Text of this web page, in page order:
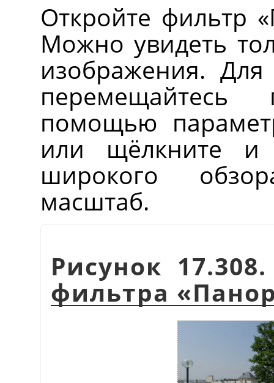
Откройте фильтр
Можно увидеть
изображения.
помощью
или щёлкните и
широкого
масштаб.
Рисунок
фильтра «